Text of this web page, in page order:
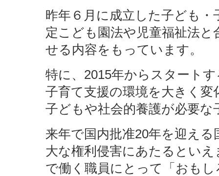
昨年６月に成立した子ども
定こども園法や児童福祉法
せる内容をもっています。
特に、2015年からスタート
子育て支援の環境を大きく
子どもや社会的養護が必要
来年で国内批准20年を迎え
大な権利侵害にあたるとい
で働く職員にとって「おも